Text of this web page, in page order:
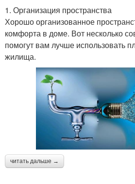
1. Организация пространства
Хорошо организованное
комфорта в доме. Вот несколько
помогут вам лучше использовать
жилища.
читать дальше →